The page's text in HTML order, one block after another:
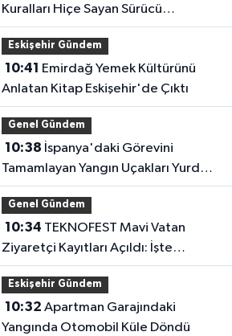
Kuralları Hiçe Sayan Sürücü
Kameraya Yansıdı
Eskişehir Gündem
10:41
Anlatan Kitap Eskişehir'de Çıktı
Genel Gündem
10:38
Tamamlayan Yangın Uçakları Yurda
Döndü
Genel Gündem
10:34
Ziyaretçi Kayıtları Açıldı: İşte
Detaylar
Eskişehir Gündem
10:32
Yangında Otomobil Küle Döndü